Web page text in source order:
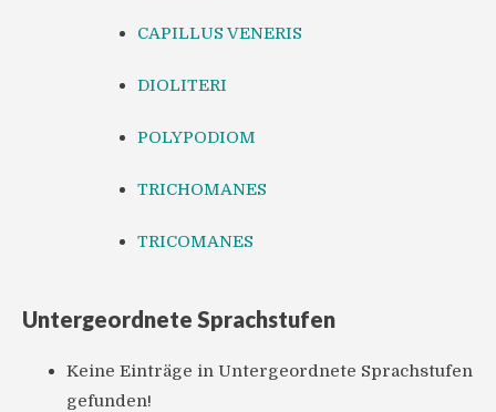
CAPILLUS VENERIS
DIOLITERI
POLYPODIOM
TRICHOMANES
TRICOMANES
Untergeordnete Sprachstufen
Keine Einträge in Untergeordnete Sprachstufen
gefunden!